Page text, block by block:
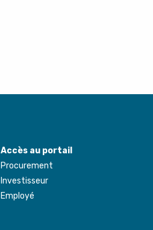
Accès au portail
Procurement
Investisseur
Employé